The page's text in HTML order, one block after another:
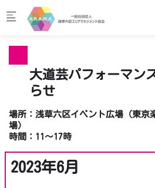
Skip to main content
大道芸パフォーマン
らせ
場所：浅草六区イベント広場（東京
場）
時間：11～17時
2023年6月